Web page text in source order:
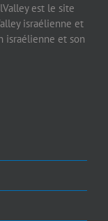
est le site
israélienne et
israélienne et son